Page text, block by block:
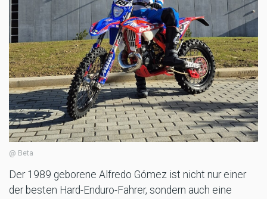
@ Beta
Der 1989 geborene Alfredo Gómez ist nicht nur einer
der besten Hard-Enduro-Fahrer, sondern auch eine